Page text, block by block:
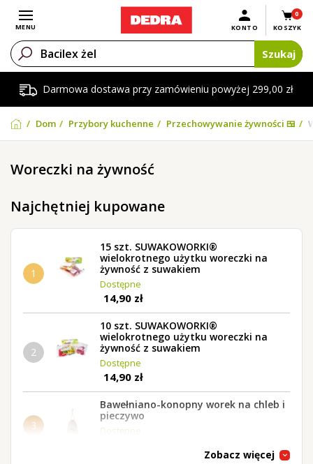
Darmowa dostawa przy zamówieniu powyżej 299,00 zł
Otwórz menu
MENU
0
KOSZYK
KONTO
Szukaj
Dom Przybory kuchenne Przechowywanie żywności 🍱
Woreczki na żywność
Najchętniej kupowane
1
15 szt. SUWAKOWORKI®
wielokrotnego użytku woreczki na
żywność z suwakiem
Dostępne
14,90 zł
2
10 szt. SUWAKOWORKI®
wielokrotnego użytku woreczki na
żywność z suwakiem
Dostępne
14,90 zł
3
Bawełniano-konopny worek na chleb i
pieczywo
Dostępne
Zobacz więcej